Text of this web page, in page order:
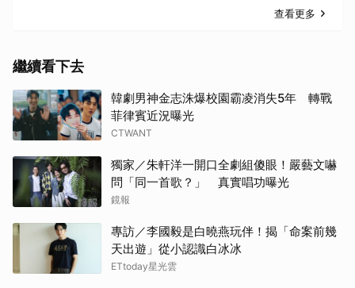
查看更多
繼續看下去
韓劇男神金志洙爆校園霸凌消失5年 轉戰
菲律賓近況曝光
CTWANT
獨家／朱軒洋一開口全劇組傻眼！嚴藝文嚇
問「同一首歌？」 真實唱功曝光
鏡報
專訪／李國毅是白曉燕玩伴！揭「命案前幾
天出遊」從小認識白冰冰
ETtoday星光雲